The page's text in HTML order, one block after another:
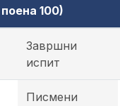
100)
Завршни
испит
Писмени